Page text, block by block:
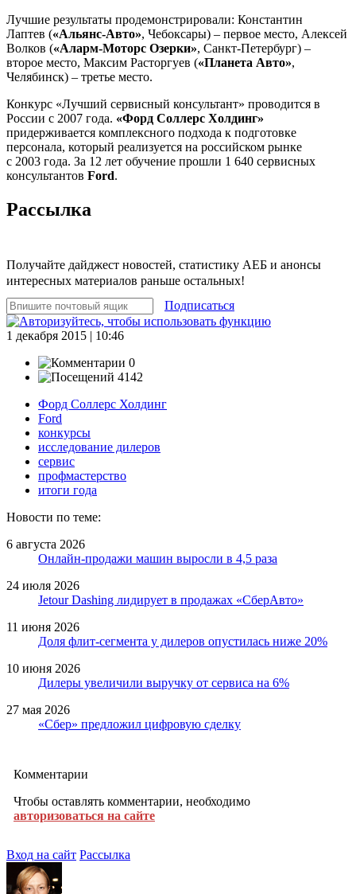
Лучшие результаты продемонстрировали: Константин
Лаптев («Альянс-Авто», Чебоксары) – первое место, Алексей
Волков («Аларм-Моторс Озерки», Санкт-Петербург) –
второе место, Максим Расторгуев («Планета Авто»,
Челябинск) – третье место.
Конкурс «Лучший сервисный консультант» проводится в
России с 2007 года. «Форд Соллерс Холдинг»
придерживается комплексного подхода к подготовке
персонала, который реализуется на российском рынке
с 2003 года. За 12 лет обучение прошли 1 640 сервисных
консультантов Ford.
Рассылка
Получайте дайджест новостей, статистику АЕБ и анонсы
интересных материалов раньше остальных!
Подписаться
1 декабря 2015 | 10:46
0
4142
Форд Соллерс Холдинг
Ford
конкурсы
исследование дилеров
сервис
профмастерство
итоги года
Новости по теме:
6 августа 2026
Онлайн-продажи машин выросли в 4,5 раза
24 июля 2026
Jetour Dashing лидирует в продажах «СберАвто»
11 июня 2026
Доля флит-сегмента у дилеров опустилась ниже 20%
10 июня 2026
Дилеры увеличили выручку от сервиса на 6%
27 мая 2026
«Сбер» предложил цифровую сделку
Комментарии
Чтобы оставлять комментарии, необходимо
авторизоваться на сайте
Вход на сайт Рассылка